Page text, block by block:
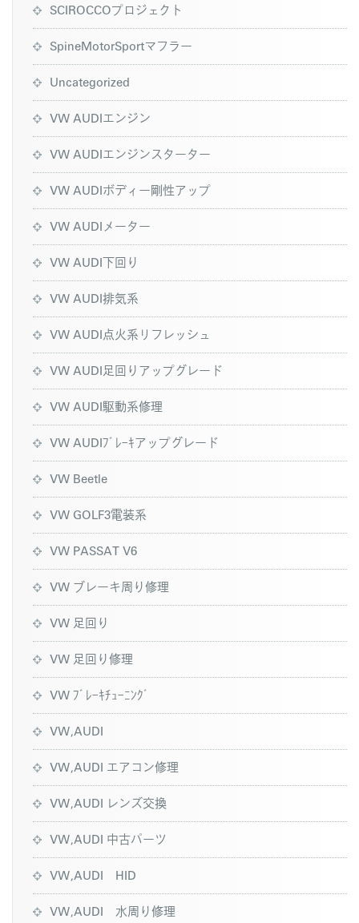
SCIROCCOプロジェクト
SpineMotorSportマフラー
Uncategorized
VW AUDIエンジン
VW AUDIエンジンスターター
VW AUDIボディー剛性アップ
VW AUDIメーター
VW AUDI下回り
VW AUDI排気系
VW AUDI点火系リフレッシュ
VW AUDI足回りアップグレード
VW AUDI駆動系修理
VW AUDIﾌﾞﾚｰｷアップグレード
VW Beetle
VW GOLF3電装系
VW PASSAT V6
VW ブレーキ周り修理
VW 足回り
VW 足回り修理
VW ﾌﾞﾚｰｷﾁｭｰﾆﾝｸﾞ
VW,AUDI
VW,AUDI エアコン修理
VW,AUDI レンズ交換
VW,AUDI 中古パーツ
VW,AUDI HID
VW,AUDI 水周り修理